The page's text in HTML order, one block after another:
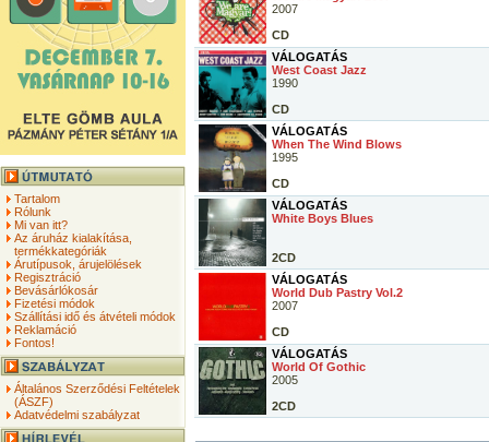
Tartalom
Rólunk
Mi van itt?
Az áruház kialakítása,
termékkategóriák
Árutípusok, árujelölések
Regisztráció
Bevásárlókosár
Fizetési módok
Szállítási idő és átvételi módok
Reklamáció
Fontos!
Általános Szerződési Feltételek
(ÁSZF)
Adatvédelmi szabályzat
2007
CD
VÁLOGATÁS
West Coast Jazz
1990
CD
VÁLOGATÁS
When The Wind Blows
1995
CD
VÁLOGATÁS
White Boys Blues
2CD
VÁLOGATÁS
World Dub Pastry Vol.2
2007
CD
VÁLOGATÁS
World Of Gothic
2005
2CD